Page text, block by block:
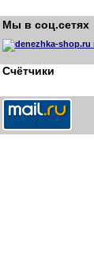
Мы в соц.сетях
Счётчики